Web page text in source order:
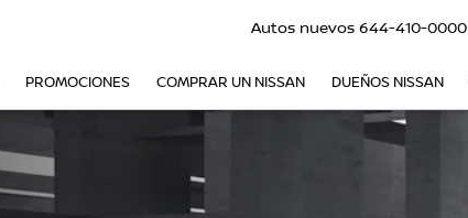
Autos nuevos 644-410-0000
PROMOCIONES COMPRAR UN NISSAN DUEÑOS NISSAN